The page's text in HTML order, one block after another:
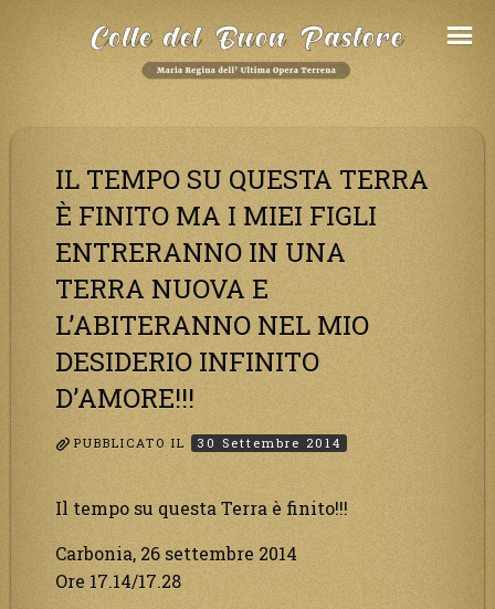
IL TEMPO SU QUESTA TERRA
È FINITO MA I MIEI FIGLI
ENTRERANNO IN UNA
TERRA NUOVA E
L’ABITERANNO NEL MIO
DESIDERIO INFINITO
D’AMORE!!!
PUBBLICATO IL 30 Settembre 2014
Il tempo su questa Terra è finito!!!
Carbonia, 26 settembre 2014
Ore 17.14/17.28